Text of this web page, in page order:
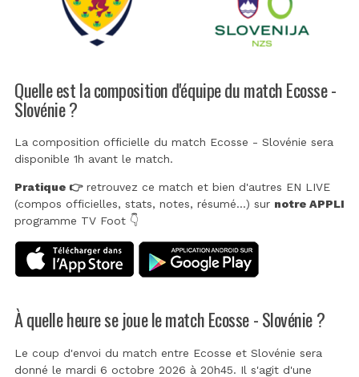
Quelle est la composition d'équipe du match Ecosse -
Slovénie ?
La composition officielle du match Ecosse - Slovénie sera
disponible 1h avant le match.
Pratique 👉retrouvez ce match et bien d'autres EN LIVE
(compos officielles, stats, notes, résumé...) sur notre APPLI
programme TV Foot 👇
À quelle heure se joue le match Ecosse - Slovénie ?
Le coup d'envoi du match entre Ecosse et Slovénie sera
donné le mardi 6 octobre 2026 à 20h45. Il s'agit d'une